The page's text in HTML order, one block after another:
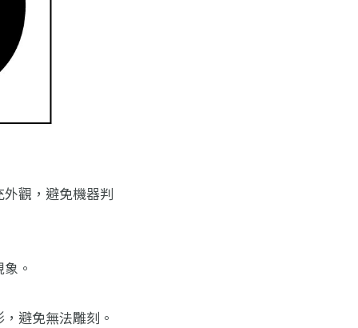
觀，避免機器判
。
避免無法雕刻。